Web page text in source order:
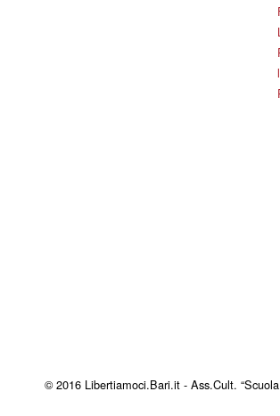
© 2016 Libertiamoci.Bari.it - Ass.Cult.